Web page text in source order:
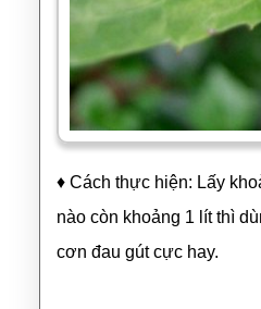
♦ Cách thực hiện: Lấy
nào còn khoảng 1 lít thì
cơn đau gút cực hay.